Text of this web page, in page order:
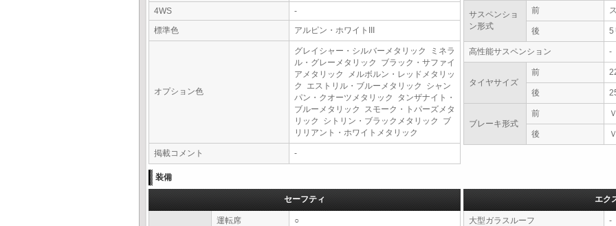
4WS
-
標準色
アルピン・ホワイトIII
オプション色
グレイシャー・シルバーメタリック ミネラ
ル・グレーメタリック ブラック・サファイ
アメタリック メルボルン・レッドメタリッ
ク エストリル・ブルーメタリック シャン
パン・クオーツメタリック タンザナイト・
ブルーメタリック スモーク・トパーズメタ
リック シトリン・ブラックメタリック ブ
リリアント・ホワイトメタリック
掲載コメント -
サスペンショ
ン形式
前
後 5
高性能サスペンション -
タイヤサイズ
前
後
ブレーキ形式
前
後
装備
セーフティ
運転席 ○
エク
大型ガラスルーフ -